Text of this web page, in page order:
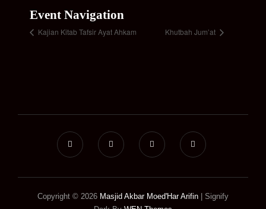
Event Navigation
Kajian Kitab Tafsir Ayat Ahkam Khutbah Jum’at
Copyright © 2026 Masjid Akbar Moed'Har Arifin
Signify